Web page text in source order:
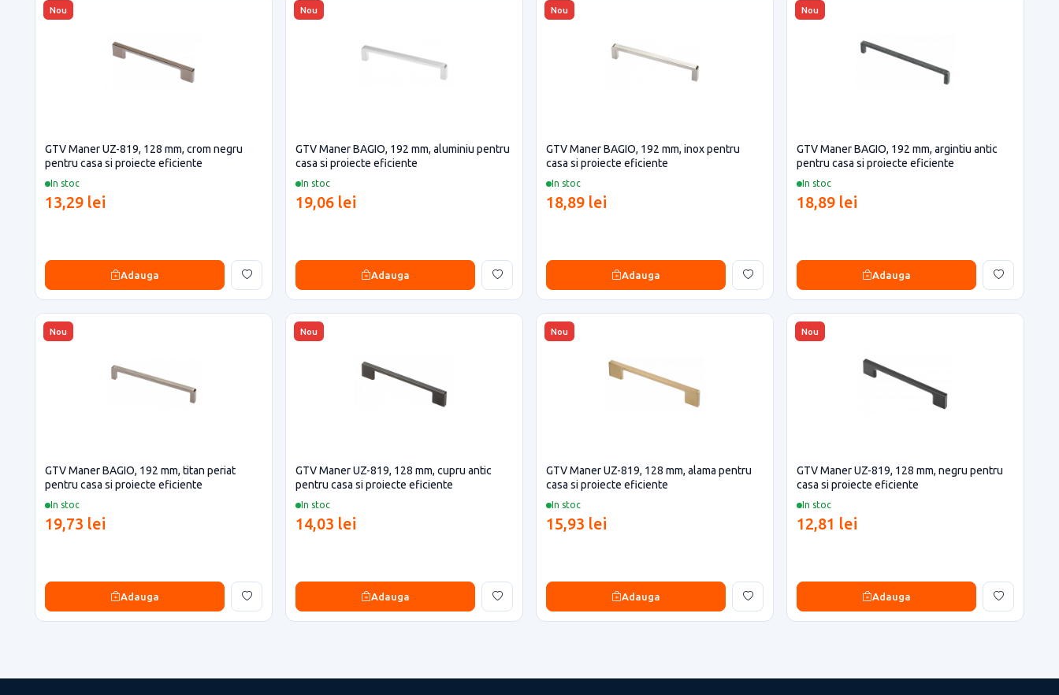
Nou
In stoc
GTV Maner UZ-819, 128 mm, crom negru
pentru casa si proiecte eficiente
13,29 lei
Adauga
Nou
In stoc
GTV Maner BAGIO, 192 mm, aluminiu pentru
casa si proiecte eficiente
19,06 lei
Adauga
Nou
In stoc
GTV Maner BAGIO, 192 mm, inox pentru
casa si proiecte eficiente
18,89 lei
Adauga
Nou
In stoc
GTV Maner BAGIO, 192 mm, argintiu antic
pentru casa si proiecte eficiente
18,89 lei
Adauga
Nou
In stoc
GTV Maner BAGIO, 192 mm, titan periat
pentru casa si proiecte eficiente
19,73 lei
Adauga
Nou
In stoc
GTV Maner UZ-819, 128 mm, cupru antic
pentru casa si proiecte eficiente
14,03 lei
Adauga
Nou
In stoc
GTV Maner UZ-819, 128 mm, alama pentru
casa si proiecte eficiente
15,93 lei
Adauga
Nou
In stoc
GTV Maner UZ-819, 128 mm, negru pentru
casa si proiecte eficiente
12,81 lei
Adauga